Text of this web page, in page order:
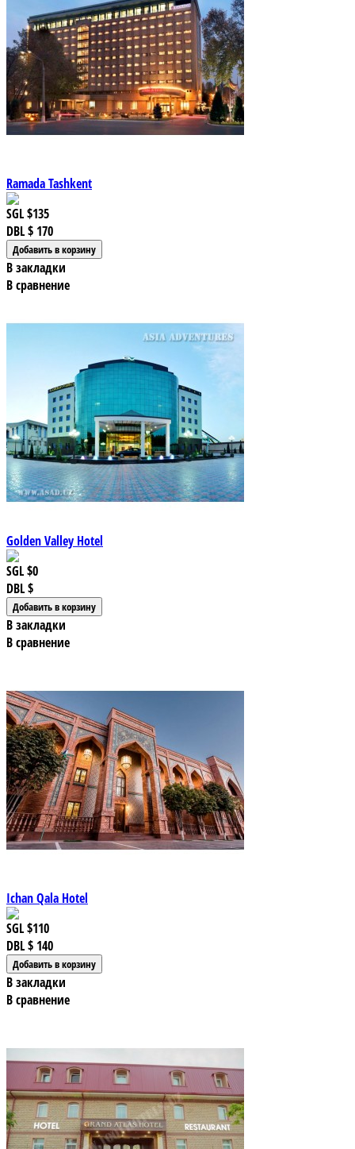
Ramada Tashkent
SGL$135
DBL$ 170
В закладки
В сравнение
Golden Valley Hotel
SGL$0
DBL$
В закладки
В сравнение
Ichan Qala Hotel
SGL$110
DBL$ 140
В закладки
В сравнение